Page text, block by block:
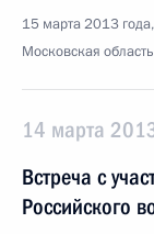
15 марта 2013
Московская
14 марта
Встреча с
Российского